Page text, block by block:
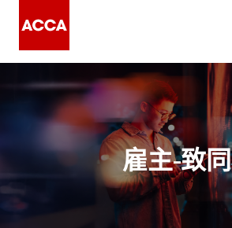
雇主-致同